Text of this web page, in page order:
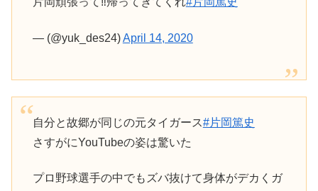
— (@yuk_des24)April 14, 2020
自分と故郷が同じの元タイガース#片岡篤史
さすがにYouTubeの姿は驚いた
プロ野球選手の中でもズバ抜けて身体がデカくガ